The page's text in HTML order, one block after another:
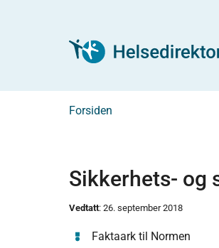
Forsiden
Sikkerhets- og
Vedtatt: 26. september 2018
Faktaark til Normen